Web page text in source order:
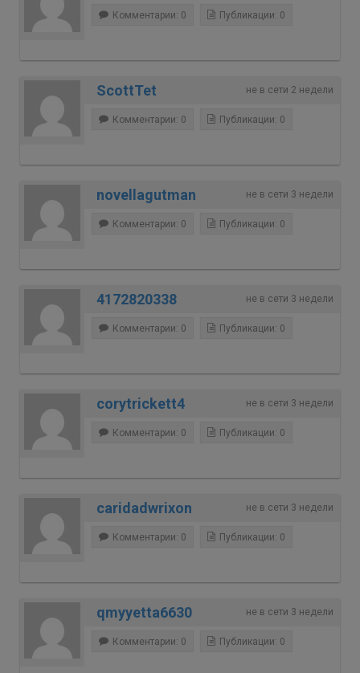
Комментарии: 0 Публикации: 0
не в сети 2 недели
ScottTet
Комментарии: 0 Публикации: 0
не в сети 3 недели
novellagutman
Комментарии: 0 Публикации: 0
не в сети 3 недели
4172820338
Комментарии: 0 Публикации: 0
не в сети 3 недели
corytrickett4
Комментарии: 0 Публикации: 0
не в сети 3 недели
caridadwrixon
Комментарии: 0 Публикации: 0
не в сети 3 недели
qmyyetta6630
Комментарии: 0 Публикации: 0